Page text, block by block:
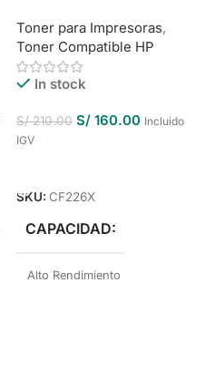
Toner para Impresoras,
Toner Compatible HP
In stock
S/210.00 S/ 160.00 Incluido
IGV
SKU: CF226X
CAPACIDAD
Alto Rendimiento